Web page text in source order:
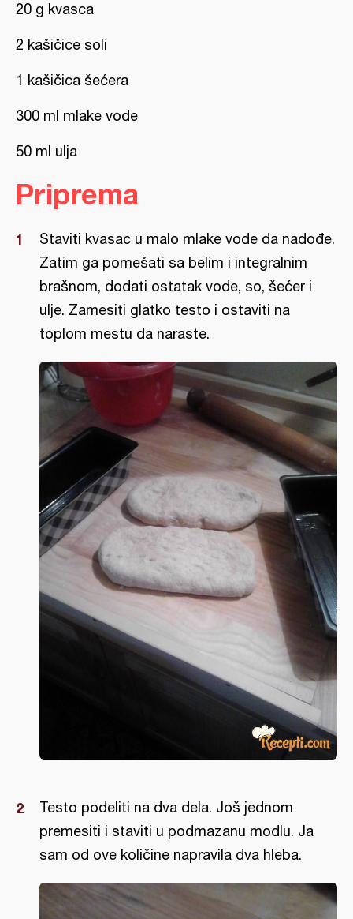
20 g kvasca
2 kašičice soli
1 kašičica šećera
300 ml mlake vode
50 ml ulja
Priprema
Staviti kvasac u malo mlake vode da nadođe.
Zatim ga pomešati sa belim i integralnim
brašnom, dodati ostatak vode, so, šećer i
ulje. Zamesiti glatko testo i ostaviti na
toplom mestu da naraste.
Testo podeliti na dva dela. Još jednom
premesiti i staviti u podmazanu modlu. Ja
sam od ove količine napravila dva hleba.